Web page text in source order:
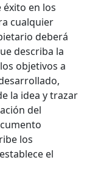
éxito en los
cualquier
deberá
describa la
objetivos a
la idea y trazar
del
los
el